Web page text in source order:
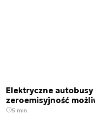
Elektryczne autobusy
zeroemisyjność
5 min.